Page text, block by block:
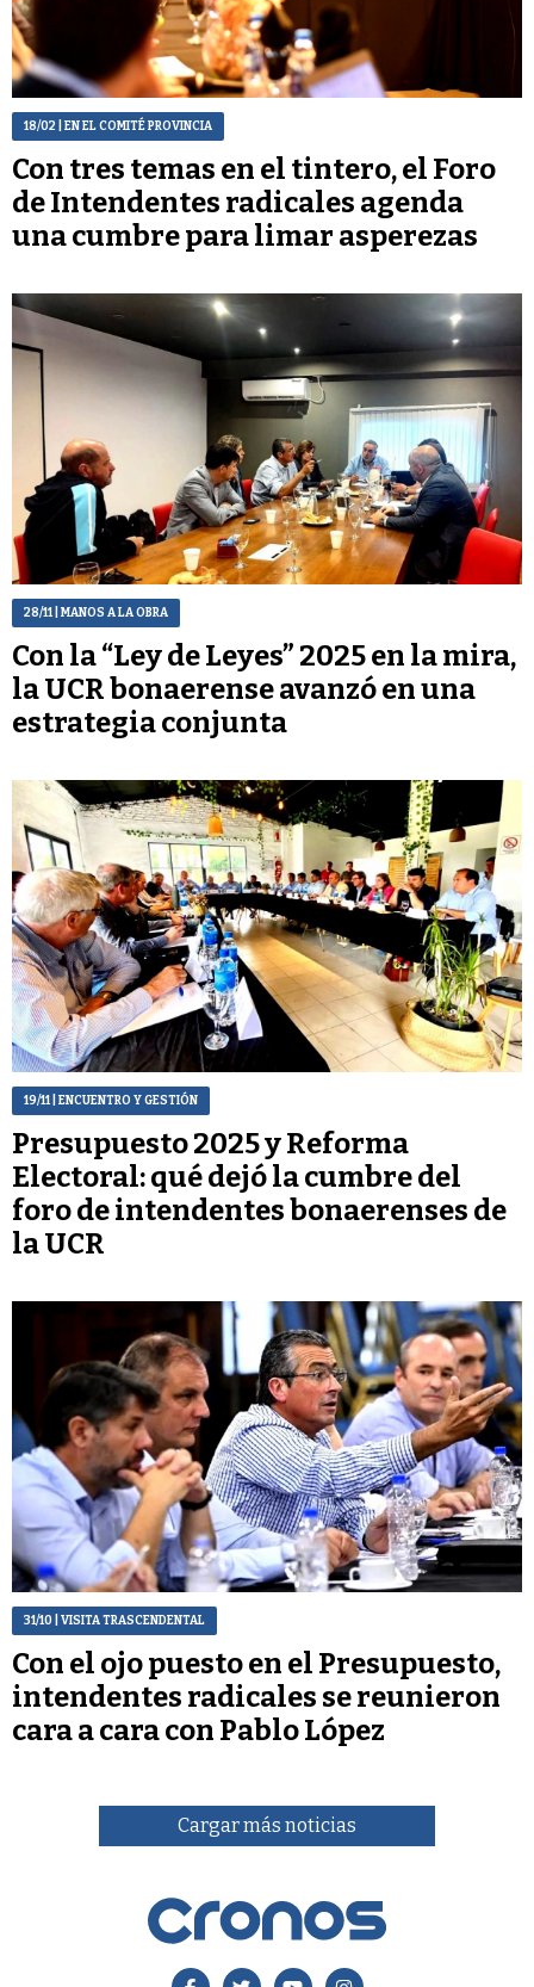
18/02 | EN EL COMITÉ PROVINCIA
Con tres temas en el tintero, el Foro
de Intendentes radicales agenda
una cumbre para limar asperezas
28/11| MANOS A LA OBRA
Con la “Ley de Leyes” 2025 en la mira,
la UCR bonaerense avanzó en una
estrategia conjunta
19/11| ENCUENTRO Y GESTIÓN
Presupuesto 2025 y Reforma
Electoral: qué dejó la cumbre del
foro de intendentes bonaerenses de
la UCR
31/10 | VISITA TRASCENDENTAL
Con el ojo puesto en el Presupuesto,
intendentes radicales se reunieron
cara a cara con Pablo López
Cargar más noticias